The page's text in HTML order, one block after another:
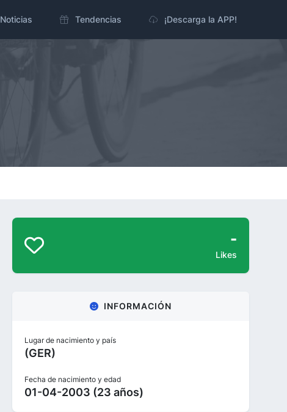
Noticias Tendencias ¡Descarga la APP!
-
Likes
INFORMACIÓN
Lugar de nacimiento y país
(GER)
Fecha de nacimiento y edad
01-04-2003 (23 años)